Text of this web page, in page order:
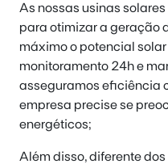
As nossas usinas
para otimizar a geração
máximo o potencial
monitoramento 24h e
asseguramos eficiência
empresa precise se
energéticos;
Além disso, diferente